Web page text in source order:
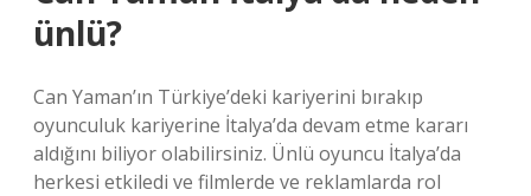
ünlü?
Can Yaman’ın Türkiye’deki kariyerini bırakıp
oyunculuk kariyerine İtalya’da devam etme kararı
aldığını biliyor olabilirsiniz. Ünlü oyuncu İtalya’da
herkesi etkiledi ve filmlerde ve reklamlarda rol